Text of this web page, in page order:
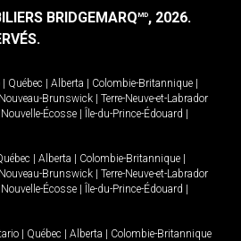
BRIDGEMARQMD, 2026.
Québec Alberta Colombie-Britannique
Nouveau-Brunswick
Terre-Neuve-et-Labrador
Nouvelle-Écosse Île-du-Prince-Édouard
Alberta Colombie-Britannique
Nouveau-Brunswick
Terre-Neuve-et-Labrador
Nouvelle-Écosse Île-du-Prince-Édouard
Québec Alberta
Colombie-Britannique